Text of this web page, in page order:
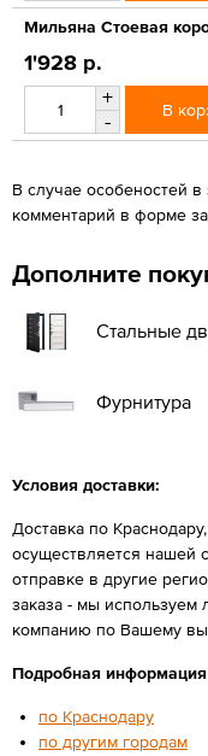
Мильяна Стоевая
1'928 р.
+
-
В
В случае особеностей
комментарий в форме
Дополните
Стальные
Фурнитура
Условия доставки:
Доставка по
осуществляется нашей
отправке в другие
заказа - мы
компанию по Вашему
Подробная информация
по Краснодару
по другим городам